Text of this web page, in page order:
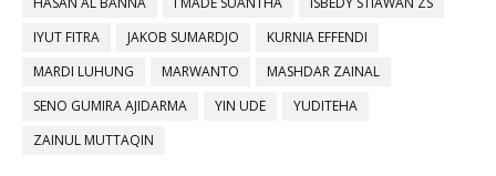
IYUT FITRA
JAKOB SUMARDJO
KURNIA EFFENDI
MARDI LUHUNG
MARWANTO
MASHDAR ZAINAL
SENO GUMIRA AJIDARMA
YIN UDE
YUDITEHA
ZAINUL MUTTAQIN